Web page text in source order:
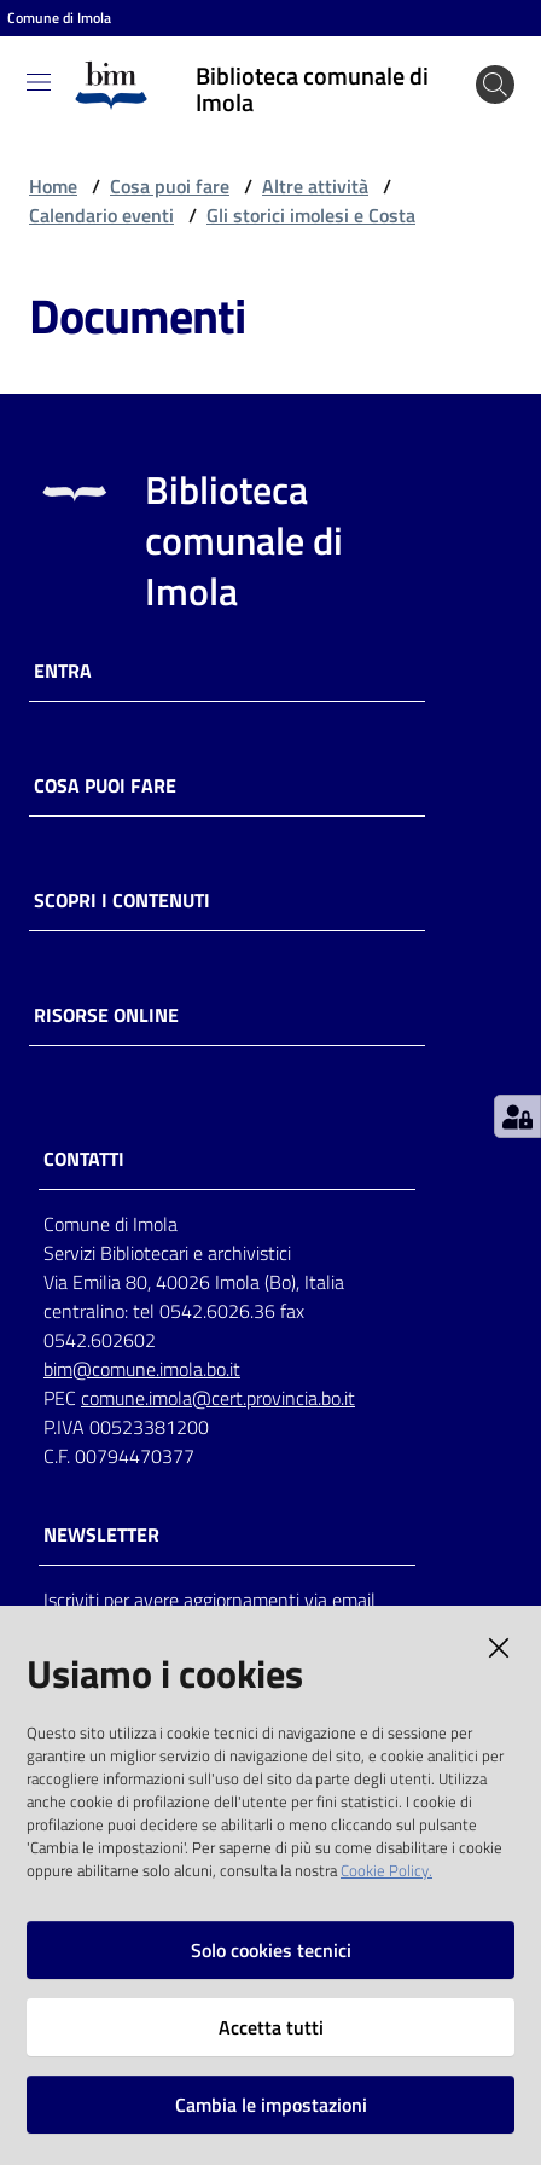
Vai al contenuto
Vai alla navigazione
Vai al footer
Comune di Imola
Biblioteca comunale di
Imola
Biblioteca
comunale
puoi
Risorse
online
Casa
Piani
storico
per
lettura
Seguici
su
Catalogo
on line
Eventi
Chiedi al
bibliotecario
Home / Cosa puoi fare / Altre attività /
Calendario eventi / Gli storici imolesi e Costa
Documenti
Biblioteca
comunale di
Imola
ENTRA
COSA PUOI FARE
SCOPRI I CONTENUTI
RISORSE ONLINE
CONTATTI
Comune di Imola
Servizi Bibliotecari e archivistici
Via Emilia 80, 40026 Imola (Bo), Italia
centralino: tel 0542.6026.36 fax
0542.602602
bim@comune.imola.bo.it
PEC comune.imola@cert.provincia.bo.it
P.IVA 00523381200
C.F. 00794470377
NEWSLETTER
Iscriviti per avere aggiornamenti via email
solo alle condizioni previste dalla direttiva
comunitaria 2003/98/CE e dal d.lgs. 36/2006
SOCIAL
Instagram
Vai alla pagina
Mappa del sito
Usiamo i cookies
Questo sito utilizza i cookie tecnici di navigazione e di sessione per
garantire un miglior servizio di navigazione del sito, e cookie analitici per
raccogliere informazioni sull'uso del sito da parte degli utenti. Utilizza
anche cookie di profilazione dell'utente per fini statistici. I cookie di
profilazione puoi decidere se abilitarli o meno cliccando sul pulsante
'Cambia le impostazioni'. Per saperne di più su come disabilitare i cookie
oppure abilitarne solo alcuni, consulta la nostraCookie Policy.
Solo cookies tecnici
Accetta tutti
Cambia le impostazioni